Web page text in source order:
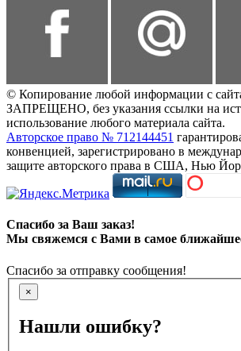
© Копирование любой информации с
ЗАПРЕЩЕНО, без указания ссылки на
использование любого материала сайта.
Авторское право № 712144451
конвенцией, зарегистрировано в
защите авторского права в США, Нью
Спасибо за Ваш заказ!
Мы свяжемся с Вами в самое
Спасибо за отправку сообщения!
×
Нашли ошибку?